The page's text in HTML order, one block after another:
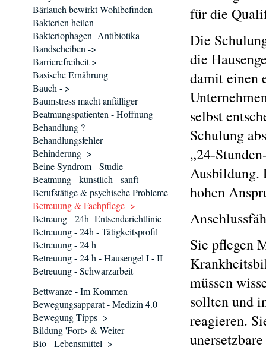
für die
Die
die
damit einen
selbst
Schulung
„24-
Ausbildung.
hohen
Sie pflegen
müssen
sollten und
reagieren.
Bärlauch bewirkt Wohlbefinden
Bakterien heilen
Bakteriophagen -Antibiotika
Bandscheiben ->
Barrierefreiheit >
Basische Ernährung
Bauch - >
Baumstress macht anfälliger
Beatmungspatienten - Hoffnung
Behandlung ?
Behandlungsfehler
Behinderung ->
Beine Syndrom - Studie
Beatmung - künstlich - sanft
Berufstätige & psychische Probleme
Betreuung & Fachpflege ->
Betreung - 24h -Entsenderichtlinie
Betreuung - 24h - Tätigkeitsprofil
Betreuung - 24 h
Betreuung - 24 h - Hausengel I - II
Betreuung - Schwarzarbeit
Bettwanze - Im Kommen
Bewegungsapparat - Medizin 4.0
Bewegung-Tipps ->
Bildung 'Fort> &-Weiter
Bio - Lebensmittel ->